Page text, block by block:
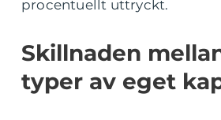
procentuellt uttryckt.
Skillnaden
typer av eget